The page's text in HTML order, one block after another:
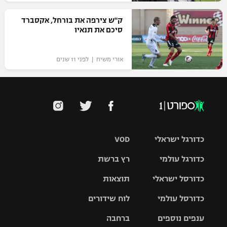
רשיון להקרנה פומבית לבית עסק
הצטרפות לחבילת הערוצים
לוח דרושים – ג'ובנט
המגזין
ק"ש צירפה את בורחל, אקסברד
סיכם את תנאיו‎
אורי משיח | לפני 11 שנים
VOD
רץ ברשת
תוצאות
לוח שידורים
ברחבה
כדורגל ישראלי
גביע הטוטו
כדורגל עולמי
האלופות
ליגה
כדורסל ישראלי
סל
כדורסל עולמי
ענפים נוספים